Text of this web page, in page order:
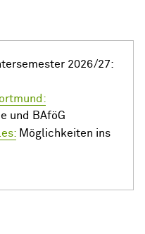
2026/27:
und BAföG
Möglichkeiten ins